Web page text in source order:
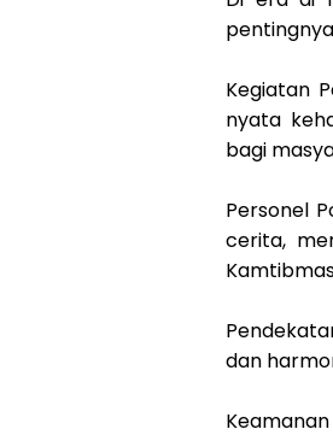
Kegiatan
nyata
bagi
Personel
cerita,
dan